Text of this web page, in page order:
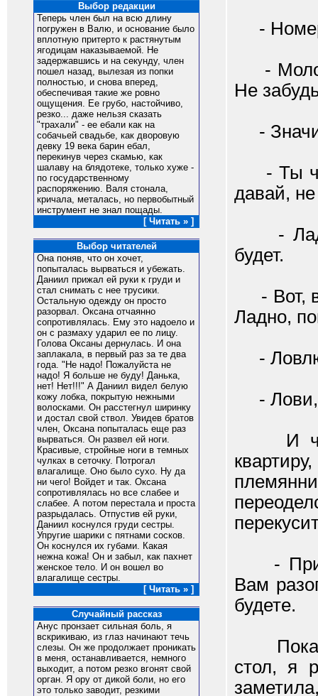
Выбор редакции
Теперь член был на всю длину
погружен в Валю, и основание было
вплотную притерто к растянутым
ягодицам наказываемой. Не
задержавшись и на секунду, член
пошел назад, вылезая из попки
полностью, и снова вперед,
обеспечивая такие же ровно
ощущения. Ее грубо, настойчиво,
резко... даже нельзя сказать
"трахали" - ее ебали как на
собачьей свадьбе, как дворовую
девку 19 века барин ебал,
перекинув через скамью, как
шалаву на блядотеке, только хуже -
по государственному
распоряжению. Валя стонала,
кричала, металась, но первобытный
инструмент не знал пощады.
[ Читать » ]
Выбор читателей
Она поняв, что он хочет,
попыталась вырваться и убежать.
Даниил прижал ей руки к груди и
стал снимать с нее трусики.
Остальную одежду он просто
разорвал. Оксана отчаянно
сопротивлялась. Ему это надоело и
он с размаху ударил ее по лицу.
Голова Оксаны дернулась. И она
заплакала, в первый раз за те два
года. "Не надо! Пожалуйста не
надо! Я больше не буду! Данька,
нет! Нет!!!" А Даниил видел белую
кожу лобка, покрытую нежными
волосками. Он расстегнул ширинку
и достал свой ствол. Увидев братов
член, Оксана попыталась еще раз
вырваться. Он развел ей ноги.
Красивые, стройные ноги в темных
чулках в сеточку. Потрогал
влагалище. Оно было сухо. Ну да
ни чего! Войдет и так. Оксана
сопротивлялась но все слабее и
слабее. А потом перестала и проста
разрыдалась. Отпустив ей руки,
Даниил коснулся груди сестры.
Упругие шарики с пятнами сосков.
Он коснулся их губами. Какая
нежна кожа! Он и забыл, как пахнет
женское тело. И он вошел во
влагалище сестры.
[ Читать » ]
Случайный рассказ
Анус пронзает сильная боль, я
вскрикиваю, из глаз начинают течь
слезы. Он же продолжает проникать
в меня, останавливается, немного
выходит, а потом резко вгонят свой
орган. Я ору от дикой боли, но его
это только заводит, резкими
-
-
Не
-
- Ты
давай,
-
будет.
- Вот,
Ладно,
- Ловлю
- Лови,
И
-
Вам
будете.
стол, я